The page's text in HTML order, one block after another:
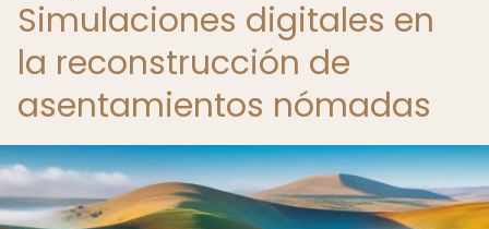
Simulaciones digitales en
la reconstrucción de
asentamientos nómadas